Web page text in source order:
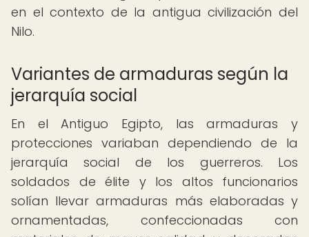
en el contexto de la antigua civilización del
Nilo.
Variantes de armaduras según la
jerarquía social
En el Antiguo Egipto, las armaduras y
protecciones variaban dependiendo de la
jerarquía social de los guerreros. Los
soldados de élite y los altos funcionarios
solían llevar armaduras más elaboradas y
ornamentadas, confeccionadas con